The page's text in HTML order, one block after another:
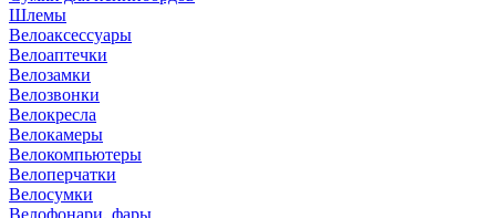
Шлемы
Велоаксессуары
Велоаптечки
Велозамки
Велозвонки
Велокресла
Велокамеры
Велокомпьютеры
Велоперчатки
Велосумки
Велофонари, фары